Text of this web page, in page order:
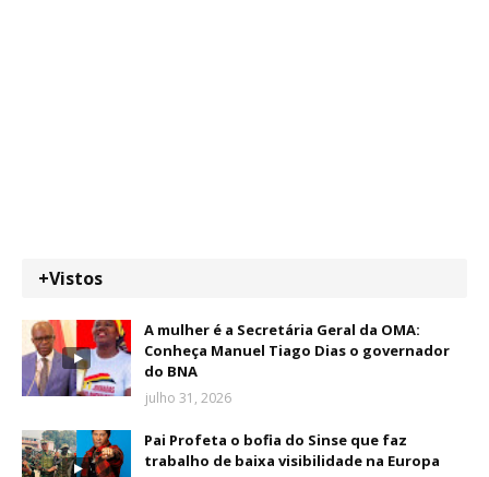
+Vistos
A mulher é a Secretária Geral da OMA:
Conheça Manuel Tiago Dias o governador
do BNA
julho 31, 2026
Pai Profeta o bofia do Sinse que faz
trabalho de baixa visibilidade na Europa